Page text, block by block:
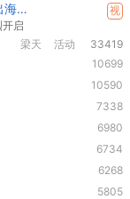
视
赋
启
梁天
活动
33419
10699
10590
7338
6980
6734
6268
5805